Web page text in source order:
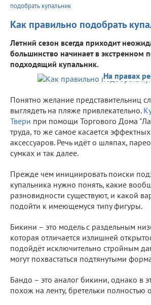
подобрать купальник
Как правильно подобрать
Летний сезон всегда приходит
большинство начинает в экстренном
подходящий купальник.
На правах
Понятно желание представительниц
выглядеть на пляже привлекательно.
Твери при помощи Торгового Дома
труда, то же самое касается
аксессуаров. Речь идёт о шляпах,
сумках и так далее.
Прежде чем инициировать поиски
купальника нужно понять, какие
разновидности существуют, и какой
подойти к имеющемуся типу фигуры.
Бикини – это модель с раздельным
которая отличается излишней
подойдёт исключительно стройным
могут похвастаться подтянутыми
Бандо – это аналог бикини, однако в
похож на ленту, бретельки полностью